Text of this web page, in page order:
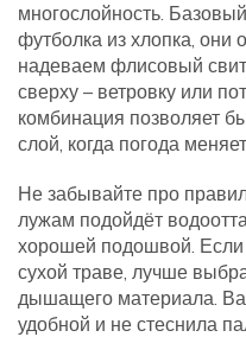
многослойность.
футболка из хлопка, они
надеваем флисовый
сверху – ветровку или
комбинация позволяет
слой, когда погода
Не забывайте про
лужам подойдёт
хорошей подошвой. Если
сухой траве, лучше
дышащего материала.
удобной и не стеснила